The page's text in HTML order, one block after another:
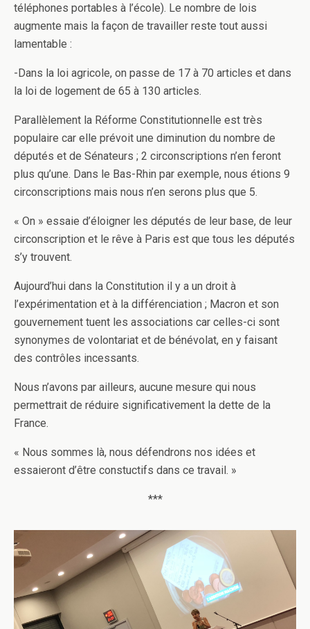
téléphones portables à l’école). Le nombre de lois
augmente mais la façon de travailler reste tout aussi
lamentable :
-Dans la loi agricole, on passe de 17 à 70 articles et dans
la loi de logement de 65 à 130 articles.
Parallèlement la Réforme Constitutionnelle est très
populaire car elle prévoit une diminution du nombre de
députés et de Sénateurs ; 2 circonscriptions n’en feront
plus qu’une. Dans le Bas-Rhin par exemple, nous étions 9
circonscriptions mais nous n’en serons plus que 5.
« On » essaie d’éloigner les députés de leur base, de leur
circonscription et le rêve à Paris est que tous les députés
s’y trouvent.
Aujourd’hui dans la Constitution il y a un droit à
l’expérimentation et à la différenciation ; Macron et son
gouvernement tuent les associations car celles-ci sont
synonymes de volontariat et de bénévolat, en y faisant
des contrôles incessants.
Nous n’avons par ailleurs, aucune mesure qui nous
permettrait de réduire significativement la dette de la
France.
« Nous sommes là, nous défendrons nos idées et
essaieront d’être constuctifs dans ce travail. »
***